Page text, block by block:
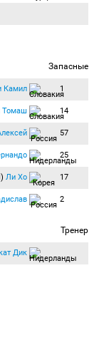
Запасные
Камил 1
Томаш 14
57
25
Ли Хо 17
2
Тренер
Дик